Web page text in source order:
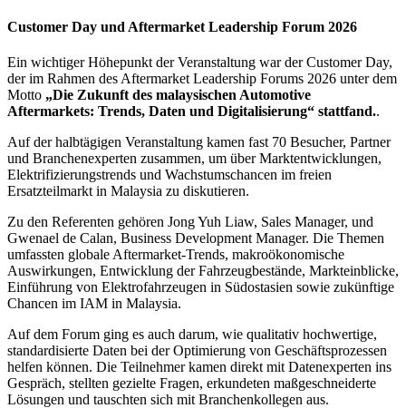
Customer Day und Aftermarket Leadership Forum 2026
Ein wichtiger Höhepunkt der Veranstaltung war der Customer Day,
der im Rahmen des Aftermarket Leadership Forums 2026 unter dem
Motto „Die Zukunft des malaysischen Automotive
Aftermarkets: Trends, Daten und Digitalisierung“ stattfand..
Auf der halbtägigen Veranstaltung kamen fast 70 Besucher, Partner
und Branchenexperten zusammen, um über Marktentwicklungen,
Elektrifizierungstrends und Wachstumschancen im freien
Ersatzteilmarkt in Malaysia zu diskutieren.
Zu den Referenten gehören Jong Yuh Liaw, Sales Manager, und
Gwenael de Calan, Business Development Manager. Die Themen
umfassten globale Aftermarket-Trends, makroökonomische
Auswirkungen, Entwicklung der Fahrzeugbestände, Markteinblicke,
Einführung von Elektrofahrzeugen in Südostasien sowie zukünftige
Chancen im IAM in Malaysia.
Auf dem Forum ging es auch darum, wie qualitativ hochwertige,
standardisierte Daten bei der Optimierung von Geschäftsprozessen
helfen können. Die Teilnehmer kamen direkt mit Datenexperten ins
Gespräch, stellten gezielte Fragen, erkundeten maßgeschneiderte
Lösungen und tauschten sich mit Branchenkollegen aus.